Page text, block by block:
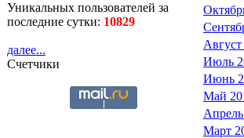
Уникальных пользователей за
последние сутки: 10829
далее...
Счетчики
Июль
Июнь
Май
Март